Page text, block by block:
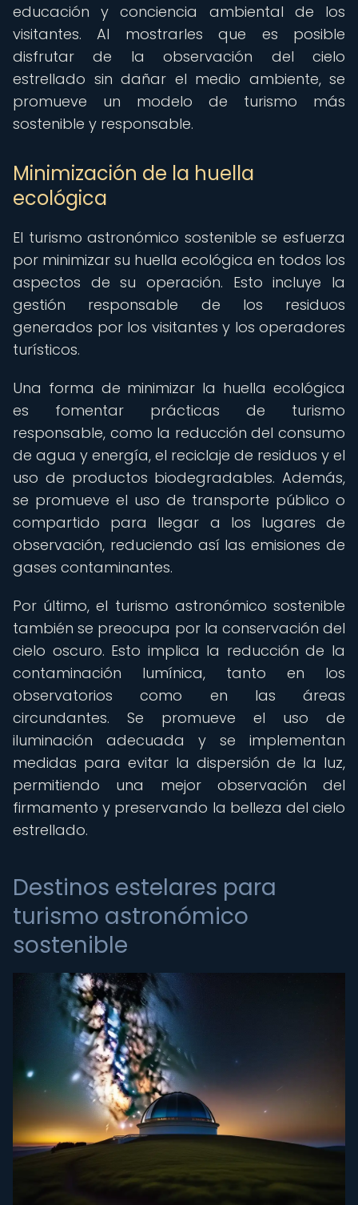
educación y conciencia ambiental de los
visitantes. Al mostrarles que es posible
disfrutar de la observación del cielo
estrellado sin dañar el medio ambiente, se
promueve un modelo de turismo más
sostenible y responsable.
Minimización de la huella
ecológica
El turismo astronómico sostenible se esfuerza
por minimizar su huella ecológica en todos los
aspectos de su operación. Esto incluye la
gestión responsable de los residuos
generados por los visitantes y los operadores
turísticos.
Una forma de minimizar la huella ecológica
es fomentar prácticas de turismo
responsable, como la reducción del consumo
de agua y energía, el reciclaje de residuos y el
uso de productos biodegradables. Además,
se promueve el uso de transporte público o
compartido para llegar a los lugares de
observación, reduciendo así las emisiones de
gases contaminantes.
Por último, el turismo astronómico sostenible
también se preocupa por la conservación del
cielo oscuro. Esto implica la reducción de la
contaminación lumínica, tanto en los
observatorios como en las áreas
circundantes. Se promueve el uso de
iluminación adecuada y se implementan
medidas para evitar la dispersión de la luz,
permitiendo una mejor observación del
firmamento y preservando la belleza del cielo
estrellado.
Destinos estelares para
turismo astronómico
sostenible